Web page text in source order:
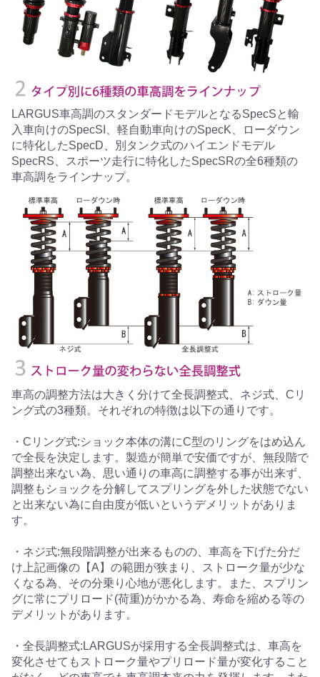
LARGUS車高調のスタンダードモデルとなるSpecSと輸
入車向けのSpecSI、軽自動車向けのSpecK、ローダウン
に特化したSpecD、別タンク式のハイエンドモデル
SpecRS、スポーツ走行に特化したSpecSRの全6種類の
車高調をラインナップ。
車高の調整方法は大きく分けて全長調整式、ネジ式、Cリ
ング式の3種類。それぞれの特徴は以下の通りです。
・Cリング式:ショック本体の溝にC型のリングをはめ込ん
で全長を決定します。製造が簡単で安価ですが、無段階で
調整出来ない為、思い通りの車高に調整する事が出来ず、
調整もショックを分解してスプリングを外した状態でない
と出来ない為に自由度が低いというデメリットがありま
す。
・ネジ式:無段階調整が出来るものの、車高を下げた分だ
け上記画像の【A】の範囲が狭まり、ストローク量が少な
くなる為、その分乗り心地が悪化します。また、スプリン
グに常にプリロード(荷重)がかかる為、寿命を縮める等の
デメリットがあります。
・全長調整式:LARGUSが採用する全長調整式は、車高を
変化させてもストローク量やプリロード量が変化すること